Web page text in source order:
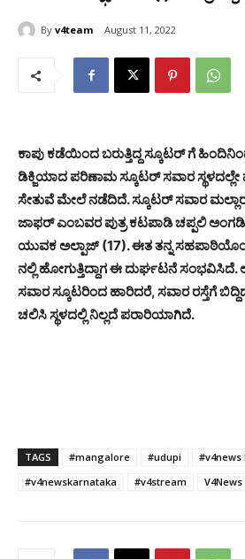
By v4team August 11, 2022
ಕಾಪು ಕಡೆಯಿಂದ ಬರುತ್ತಿದ್ದ ಸ್ಕೂಟರ್ ಗೆ
ಡಿಕ್ಜಿಯಾದ ಪರಿಣಾಮ ಸ್ಕೂಟರ್ ಸವಾರ
ಸೇತುವೆ ಮೇಲೆ ನಡೆದಿದೆ. ಸ್ಕೂಟರ್ ಸವಾರ
ಜಾಫರ್ ಎಂಬವರ ಪುತ್ರ ಕಟಪಾಡಿ ಚಪ್ಪಲಿ
ಯುವಕ ಅಲ್ಪಾಜ್ (17). ಈತ ತನ್ನ
ನಲ್ಲಿ ಹೋಗುತ್ತಿದ್ದಾಗ ಈ ದುರ್ಘಟನೆ
ಸವಾರ ಸ್ಕೂಟರಿಂದ ಹಾರಿದರೆ, ಸವಾರ ರಸ್ತೆಗೆ
ಚಲಿಸಿ ಸ್ಥಳದಲ್ಲಿ ನಿಲ್ಲದೆ ಪರಾರಿಯಾಗಿದೆ.
TAGS #mangalore #udupi
#v4news
#v4newskarnataka
#v4stream V4News